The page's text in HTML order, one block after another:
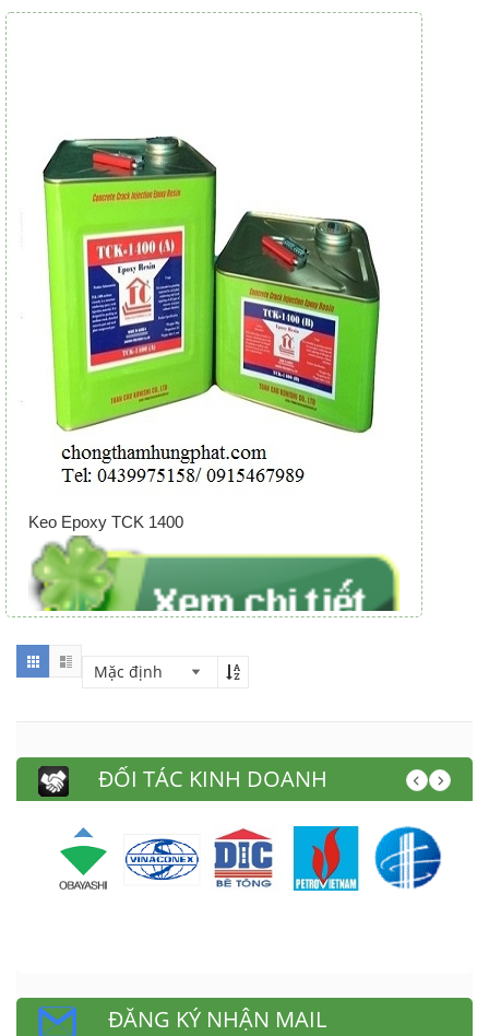
Keo Epoxy TCK 1400
ĐỐI TÁC KINH DOANH
ĐĂNG KÝ NHẬN MAIL